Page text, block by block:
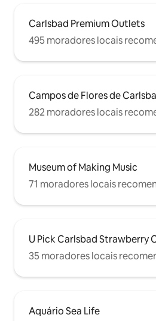
Carlsbad Premium Outlets
495 moradores locais
Campos de Flores de
282 moradores locais
Museum of Making Music
71 moradores locais
U Pick Carlsbad Strawberry
35 moradores locais
Aquário Sea Life